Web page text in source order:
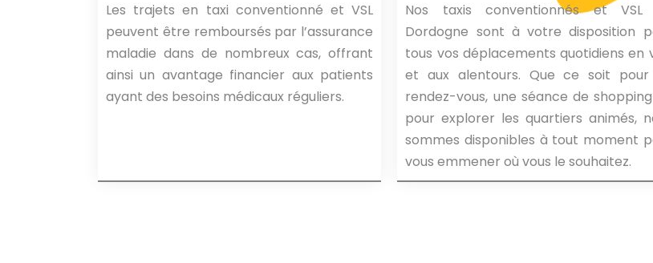
Les trajets en taxi conventionné et VSL
peuvent être remboursés par l’assurance
maladie dans de nombreux cas, offrant
ainsi un avantage financier aux patients
ayant des besoins médicaux réguliers.
Nos taxis conventionnés et VSL
Dordogne sont à votre disposition
tous vos déplacements quotidiens en
et aux alentours. Que ce soit
rendez-vous, une séance de
pour explorer les quartiers animés,
sommes disponibles à tout moment
vous emmener où vous le souhaitez.